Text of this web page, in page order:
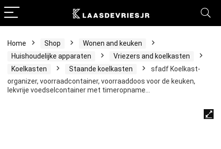
Home Shop
Wonen and keuken
Huishoudelijke apparaten
Vriezers and koelkasten
Koelkasten
Staande koelkasten
sfadf Koelkast-
organizer, voorraadcontainer, voorraaddoos voor de keuken,
lekvrije voedselcontainer met timeropname…